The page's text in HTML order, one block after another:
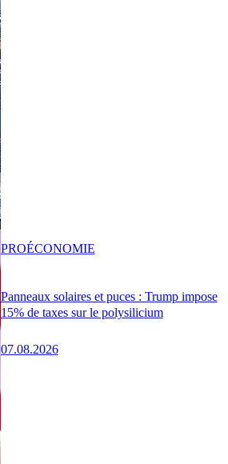
Panneaux solaires et puces : Trump impose
15% de taxes sur le polysilicium
07.08.2026
PROÉCONOMIE